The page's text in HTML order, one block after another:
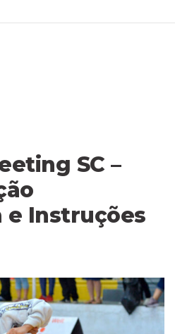
SC –
e Instruções